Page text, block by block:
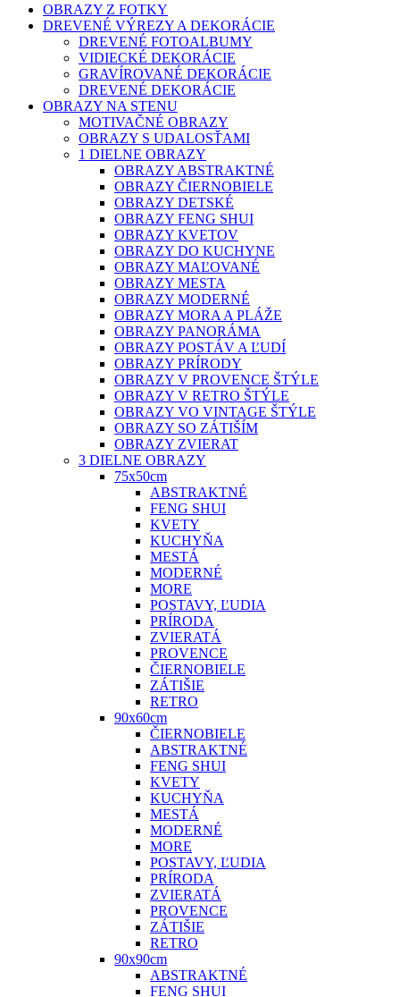
OBRAZY Z FOTKY
DREVENÉ VÝREZY A DEKORÁCIE
DREVENÉ FOTOALBUMY
VIDIECKÉ DEKORÁCIE
GRAVÍROVANÉ DEKORÁCIE
DREVENÉ DEKORÁCIE
OBRAZY NA STENU
MOTIVAČNÉ OBRAZY
OBRAZY S UDALOSŤAMI
1 DIELNE OBRAZY
OBRAZY ABSTRAKTNÉ
OBRAZY ČIERNOBIELE
OBRAZY DETSKÉ
OBRAZY FENG SHUI
OBRAZY KVETOV
OBRAZY DO KUCHYNE
OBRAZY MAĽOVANÉ
OBRAZY MESTA
OBRAZY MODERNÉ
OBRAZY MORA A PLÁŽE
OBRAZY PANORÁMA
OBRAZY POSTÁV A ĽUDÍ
OBRAZY PRÍRODY
OBRAZY V PROVENCE ŠTÝLE
OBRAZY V RETRO ŠTÝLE
OBRAZY VO VINTAGE ŠTÝLE
OBRAZY SO ZÁTIŠÍM
OBRAZY ZVIERAT
3 DIELNE OBRAZY
75x50cm
ABSTRAKTNÉ
FENG SHUI
KVETY
KUCHYŇA
MESTÁ
MODERNÉ
MORE
POSTAVY, ĽUDIA
PRÍRODA
ZVIERATÁ
PROVENCE
ČIERNOBIELE
ZÁTIŠIE
RETRO
90x60cm
ČIERNOBIELE
ABSTRAKTNÉ
FENG SHUI
KVETY
KUCHYŇA
MESTÁ
MODERNÉ
MORE
POSTAVY, ĽUDIA
PRÍRODA
ZVIERATÁ
PROVENCE
ZÁTIŠIE
RETRO
90x90cm
ABSTRAKTNÉ
FENG SHUI